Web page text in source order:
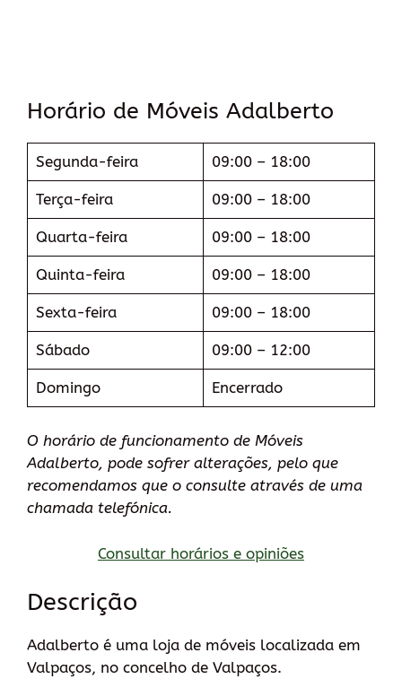
Horário de Móveis Adalberto
Segunda-feira 09:00 – 18:00
Terça-feira 09:00 – 18:00
Quarta-feira 09:00 – 18:00
Quinta-feira 09:00 – 18:00
Sexta-feira 09:00 – 18:00
Sábado 09:00 – 12:00
Domingo Encerrado
O horário de funcionamento de Móveis
Adalberto, pode sofrer alterações, pelo que
recomendamos que o consulte através de uma
chamada telefónica.
Consultar horários e opiniões
Descrição
Adalberto é uma loja de móveis localizada em
Valpaços, no concelho de Valpaços.